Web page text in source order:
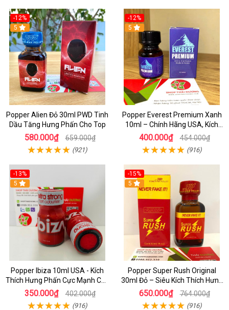
-12%
5
Popper Alien Đỏ 30ml PWD Tinh
Dầu Tăng Hưng Phấn Cho Top
580.000₫ 659.000₫
(921)
-12%
5
Popper Everest Premium Xanh
10ml – Chính Hãng USA, Kích
Thích Hưng Phấn Cực Mạnh
400.000₫ 454.000₫
(916)
-13%
5
Popper Ibiza 10ml USA - Kích
Thích Hưng Phấn Cực Mạnh Cho
Top & Bot, Mua Ngay Giá Rẻ
350.000₫ 402.000₫
(916)
-15%
5
Popper Super Rush Original
30ml Đỏ – Siêu Kích Thích Hưng
Phấn , Cực Phê Cho Top & Bot
650.000₫ 764.000₫
(916)